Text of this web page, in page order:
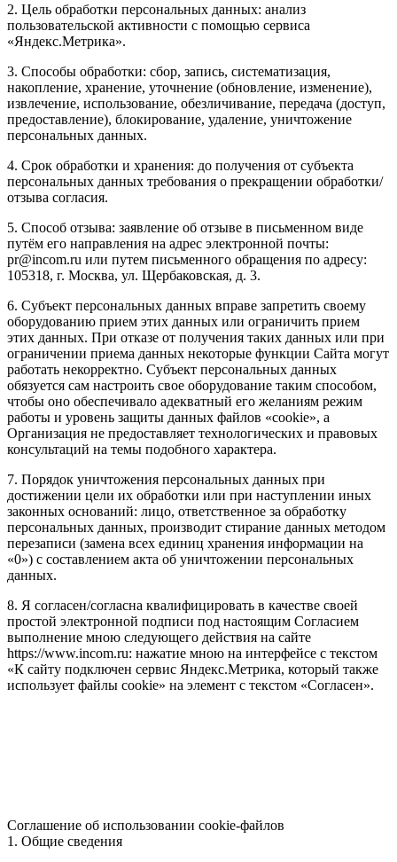
2. Цель обработки персональных данных: анализ
пользовательской активности с помощью сервиса
«Яндекс.Метрика».
3. Способы обработки: сбор, запись, систематизация,
накопление, хранение, уточнение (обновление, изменение),
извлечение, использование, обезличивание, передача (доступ,
предоставление), блокирование, удаление, уничтожение
персональных данных.
4. Срок обработки и хранения: до получения от субъекта
персональных данных требования о прекращении обработки/
отзыва согласия.
5. Способ отзыва: заявление об отзыве в письменном виде
путём его направления на адрес электронной почты:
pr@incom.ru или путем письменного обращения по адресу:
105318, г. Москва, ул. Щербаковская, д. 3.
6. Субъект персональных данных вправе запретить своему
оборудованию прием этих данных или ограничить прием
этих данных. При отказе от получения таких данных или при
ограничении приема данных некоторые функции Сайта могут
работать некорректно. Субъект персональных данных
обязуется сам настроить свое оборудование таким способом,
чтобы оно обеспечивало адекватный его желаниям режим
работы и уровень защиты данных файлов «cookie», а
Организация не предоставляет технологических и правовых
консультаций на темы подобного характера.
7. Порядок уничтожения персональных данных при
достижении цели их обработки или при наступлении иных
законных оснований: лицо, ответственное за обработку
персональных данных, производит стирание данных методом
перезаписи (замена всех единиц хранения информации на
«0») с составлением акта об уничтожении персональных
данных.
8. Я согласен/согласна квалифицировать в качестве своей
простой электронной подписи под настоящим Согласием
выполнение мною следующего действия на сайте
https://www.incom.ru: нажатие мною на интерфейсе с текстом
«К сайту подключен сервис Яндекс.Метрика, который также
использует файлы cookie» на элемент с текстом «Согласен».
Соглашение об использовании cookie-файлов
1. Общие сведения